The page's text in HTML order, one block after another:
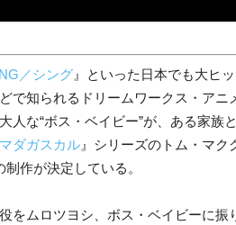
／シング 』といった日本でも大ヒ
で知られるドリームワークス・アニ
人な“ボス・ベイビー”が、ある家族
マダガスカル 』シリーズのトム・マク
作が決定している。
をムロツヨシ、ボス・ベイビーに振